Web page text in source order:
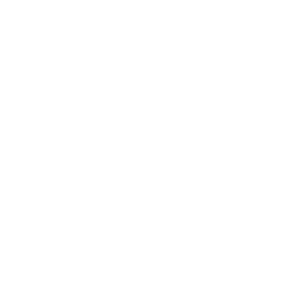
som motorrum, hjulbultar,
- Mångsidig borste
- Slitstarka nylonborst - Ergonomiskt
detaljer och trånga utrymmen -
rengöring Specifikationer:
x 10 mm